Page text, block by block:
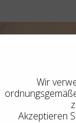
Wir
Akzeptieren